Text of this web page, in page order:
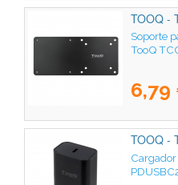
TOOQ -
Soporte
TooQ
6,79
TOOQ -